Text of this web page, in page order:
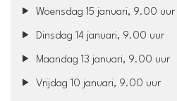
Woensdag 15 januari, 9.00 uur
Dinsdag 14 januari, 9.00 uur
Maandag 13 januari, 9.00 uur
Vrijdag 10 januari, 9.00 uur